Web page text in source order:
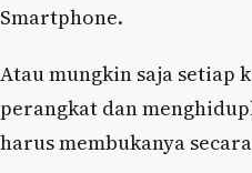
Smartphone.
Atau mungkin saja setiap
perangkat dan
harus membukanya